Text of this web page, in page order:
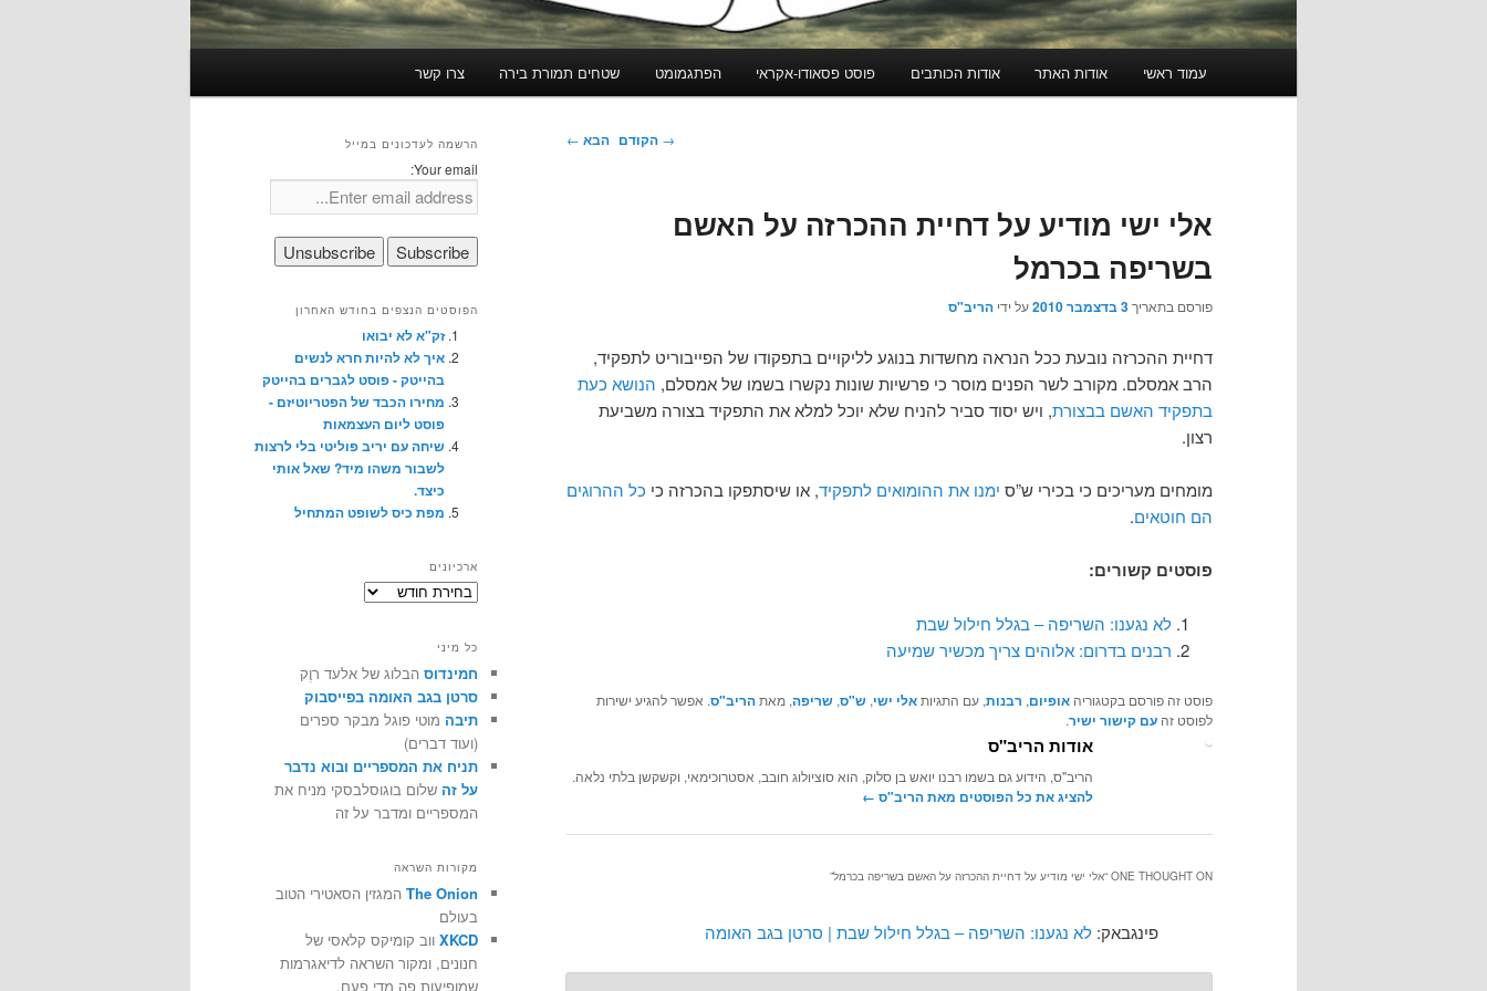
עמוד ראשי אודות האתר אודות הכותבים פוסט פסאודו-אקראי הפתגמומט שטחים תמורת בירה צרו קשר
ניווט
→ הקודם הבא ←
אלי ישי מודיע על דחיית ההכרזה על האשם
בשריפה בכרמל
פורסם בתאריך3 בדצמבר 2010 על ידי הריב"ס
דחיית ההכרזה נובעת ככל הנראה מחשדות בנוגע לליקויים בתפקודו של הפייבוריט לתפקיד,
הרב אמסלם. מקורב לשר הפנים מוסר כי פרשיות שונות נקשרו בשמו של אמסלם, הנושא כעת
בתפקיד האשם בבצורת, ויש יסוד סביר להניח שלא יוכל למלא את התפקיד בצורה משביעת
רצון.
מומחים מעריכים כי בכירי ש”ס ימנו את ההומואים לתפקיד, או שיסתפקו בהכרזה כי כל ההרוגים
הם חוטאים.
פוסטים קשורים:
לא נגענו: השריפה – בגלל חילול שבת
רבנים בדרום: אלוהים צריך מכשיר שמיעה
פוסט זה פורסם בקטגוריה אופיום, רבנות, עם התגיותאלי ישי, ש"ס, שריפה, מאתהריב"ס. אפשר להגיע ישירות
לפוסט זה עם קישור ישיר.
אודות הריב"ס
הריב"ס, הידוע גם בשמו רבנו יואש בן סלוק, הוא סוציולוג חובב, אסטרוכימאי, וקשקשן בלתי נלאה.
להציג את כל הפוסטים מאת הריב"ס‏ ←
ONE THOUGHT ON “ אלי ישי מודיע על דחיית ההכרזה על האשם בשריפה בכרמל”
פינגבאק:לא נגענו: השריפה – בגלל חילול שבת | סרטן בגב האומה
הרשמה לעדכונים במייל
Your email:
הפוסטים הנצפים בחודש האחרון
זק"א לא יבואו
איך לא להיות חרא לנשים
בהייטק - פוסט לגברים בהייטק
מחירו הכבד של הפטריוטיזם -
פוסט ליום העצמאות
שיחה עם יריב פוליטי בלי לרצות
לשבור משהו מיד? שאל אותי
כיצד.
מפת כיס לשופט המתחיל
ארכיונים
ארכיונים
כל מיני
חמינדוס הבלוג של אלעד רוֶק
סרטן בגב האומה בפייסבוק
תיבה מוטי פוגל מבקר ספרים
(ועוד דברים)
תניח את המספריים ובוא נדבר
על זה שלום בוגוסלבסקי מניח את
המספריים ומדבר על זה
מקורות השראה
The Onion המגזין הסאטירי הטוב
בעולם
XKCD ווב קומיקס קלאסי של
חנונים, ומקור השראה לדיאגרמות
שמופיעות פה מדי פעם.